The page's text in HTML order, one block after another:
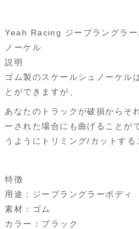
個
e
o
o
k
y
Yeah Racing ジープラングラー
ノーケル
説明
ゴム製のスケールシュノーケル
とができますが、
あなたのトラックが破損からそ
ーされた場合にも曲げることが
うようにトリミング/カットする
特徴
用途：ジープラングラーボディ
素材：ゴム
カラー：ブラック